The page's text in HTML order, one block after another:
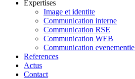
Expertises
Image et identite
Communication interne
Communication RSE
Communication WEB
Communication
References
Actus
Contact